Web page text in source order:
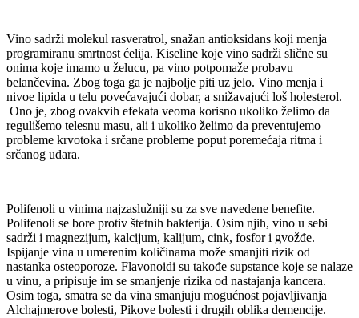
Vino sadrži molekul rasveratrol, snažan antioksidans koji menja
programiranu smrtnost ćelija. Kiseline koje vino sadrži slične su
onima koje imamo u želucu, pa vino potpomaže probavu
belančevina. Zbog toga ga je najbolje piti uz jelo. Vino menja i
nivoe lipida u telu povećavajući dobar, a snižavajući loš holesterol.
Ono je, zbog ovakvih efekata veoma korisno ukoliko želimo da
regulišemo telesnu masu, ali i ukoliko želimo da preventujemo
probleme krvotoka i srčane probleme poput poremećaja ritma i
srčanog udara.
Polifenoli u vinima najzaslužniji su za sve navedene benefite.
Polifenoli se bore protiv štetnih bakterija. Osim njih, vino u sebi
sadrži i magnezijum, kalcijum, kalijum, cink, fosfor i gvožđe.
Ispijanje vina u umerenim količinama može smanjiti rizik od
nastanka osteoporoze. Flavonoidi su takođe supstance koje se nalaze
u vinu, a pripisuje im se smanjenje rizika od nastajanja kancera.
Osim toga, smatra se da vina smanjuju mogućnost pojavljivanja
Alchajmerove bolesti, Pikove bolesti i drugih oblika demencije.